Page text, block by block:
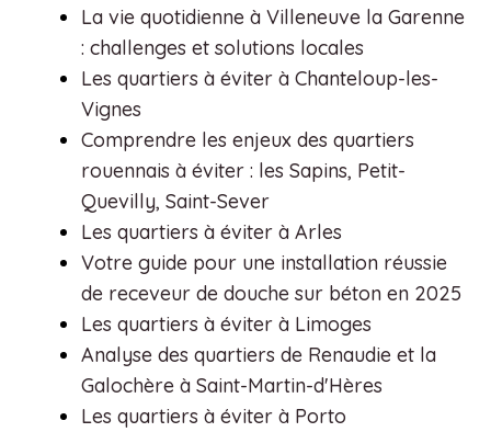
La vie quotidienne à Villeneuve la Garenne
: challenges et solutions locales
Les quartiers à éviter à Chanteloup-les-
Vignes
Comprendre les enjeux des quartiers
rouennais à éviter : les Sapins, Petit-
Quevilly, Saint-Sever
Les quartiers à éviter à Arles
Votre guide pour une installation réussie
de receveur de douche sur béton en 2025
Les quartiers à éviter à Limoges
Analyse des quartiers de Renaudie et la
Galochère à Saint-Martin-d'Hères
Les quartiers à éviter à Porto